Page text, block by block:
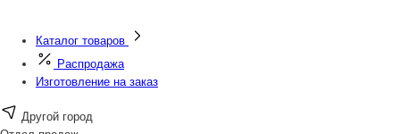
Каталог товаров
Распродажа
Изготовление на заказ
Другой город